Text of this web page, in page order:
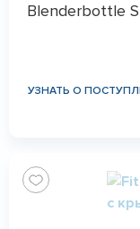
Blenderbottle
УЗНАТЬ О